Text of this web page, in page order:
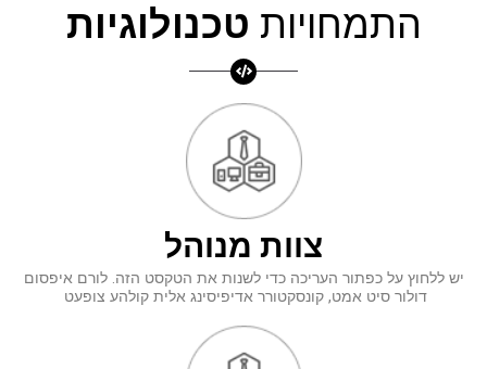
התמחויות טכנולוגיות
צוות מנוהל
יש ללחוץ על כפתור העריכה כדי לשנות את הטקסט הזה. לורם איפסום
דולור סיט אמט, קונסקטורר אדיפיסינג אלית קולהע צופעט